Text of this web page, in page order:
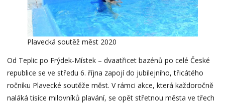
Plavecká soutěž měst 2020
Od Teplic po Frýdek-Místek – dvaatřicet bazénů po celé České
republice se ve středu 6. října zapojí do jubilejního, třicátého
ročníku Plavecké soutěže měst. V rámci akce, která každoročně
naláká tisíce milovníků plavání, se opět střetnou města ve třech